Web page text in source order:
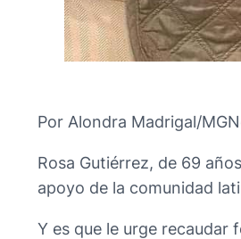
Por Alondra Madrigal/
Rosa Gutiérrez, de 69
apoyo de la comunidad
Y es que le urge recaudar